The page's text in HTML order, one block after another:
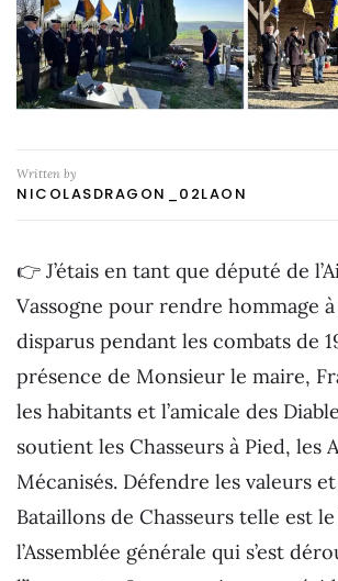
Written by
NICOLASDRAGON_02LAON
👉 J’étais en tant que député de
Vassogne pour rendre hommage
disparus pendant les combats de
présence de Monsieur le maire,
les habitants et l’amicale des
soutient les Chasseurs à Pied, les
Mécanisés. Défendre les valeurs
Bataillons de Chasseurs telle est
l’Assemblée générale qui s’est